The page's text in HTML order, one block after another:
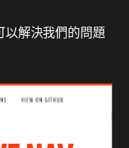
解決我們的問題